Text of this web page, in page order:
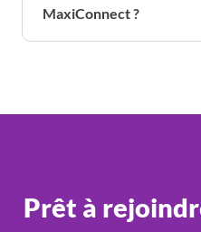
MaxiConnect ?
Prêt à